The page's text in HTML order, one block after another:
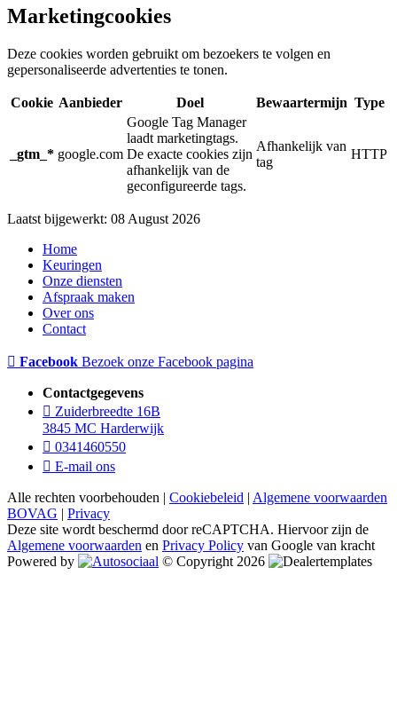
Marketingcookies
Deze cookies worden gebruikt om bezoekers te volgen en
gepersonaliseerde advertenties te tonen.
Cookie Aanbieder Doel Bewaartermijn Type
_gtm_* google.com
Google Tag Manager
laadt marketingtags.
De exacte cookies zijn
afhankelijk van de
geconfigureerde tags.
Afhankelijk van
tag
HTTP
Laatst bijgewerkt: 08 August 2026
Home
Keuringen
Onze diensten
Afspraak maken
Over ons
Contact
Facebook Bezoek onze Facebook pagina
Contactgegevens
Zuiderbreedte 16B
3845 MC Harderwijk
0341460550
E-mail ons
Alle rechten voorbehouden | Cookiebeleid | Algemene voorwaarden
BOVAG | Privacy
Deze site wordt beschermd door reCAPTCHA. Hiervoor zijn de
Algemene voorwaarden en Privacy Policy van Google van kracht
Powered by
© Copyright 2026